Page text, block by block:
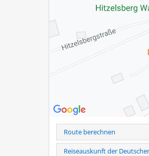
Bernauer Rasthauses.
Die Ausstellungsreihe ist noch
zugänglich.
Weitere Infos als PDF
Route berechnen
Reiseauskunft der